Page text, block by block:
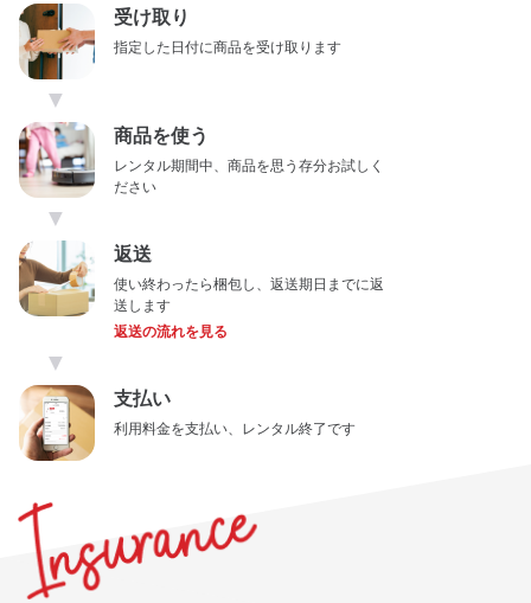
受け取り
指定した日付に商品を受け取ります
▼
商品を使う
レンタル期間中、商品を思う存分お試しく
ださい
▼
返送
使い終わったら梱包し、返送期日までに返
送します
返送の流れを見る
▼
支払い
利用料金を支払い、レンタル終了です